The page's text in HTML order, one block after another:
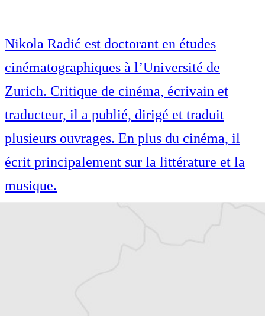
Nikola Radić est doctorant en études
cinématographiques à l’Université de
Zurich. Critique de cinéma, écrivain et
traducteur, il a publié, dirigé et traduit
plusieurs ouvrages. En plus du cinéma, il
écrit principalement sur la littérature et la
musique.